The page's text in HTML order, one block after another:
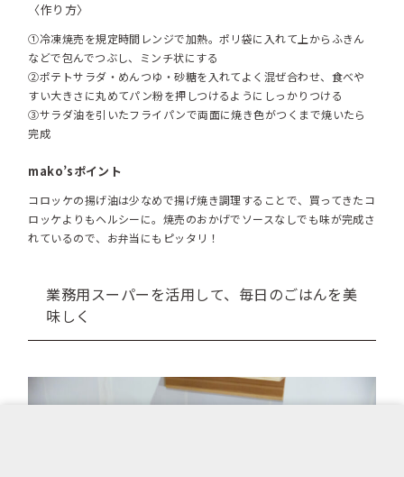
〈作り方〉
①冷凍焼売を規定時間レンジで加熱。ポリ袋に入れて上からふきん
などで包んでつぶし、ミンチ状にする
②ポテトサラダ・めんつゆ・砂糖を入れてよく混ぜ合わせ、食べや
すい大きさに丸めてパン粉を押しつけるようにしっかりつける
③サラダ油を引いたフライパンで両面に焼き色がつくまで焼いたら
完成
mako’sポイント
コロッケの揚げ油は少なめで揚げ焼き調理することで、買ってきたコ
ロッケよりもヘルシーに。焼売のおかげでソースなしでも味が完成さ
れているので、お弁当にもピッタリ！
業務用スーパーを活用して、毎日のごはんを美
味しく